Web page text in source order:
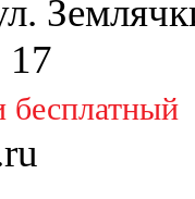
17
бесплатный